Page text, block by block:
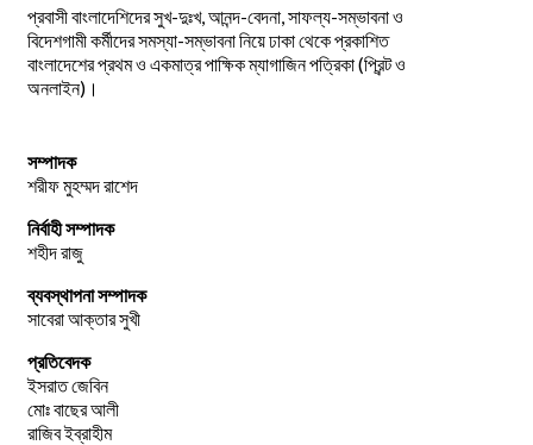
প্রবাসী বাংলাদেশিদের সুখ-দুঃখ, আনন্দ-বেদনা, সাফল্য-সম্ভাবনা ও
বিদেশগামী কর্মীদের সমস্যা-সম্ভাবনা নিয়ে ঢাকা থেকে প্রকাশিত
বাংলাদেশের প্রথম ও একমাত্র পাক্ষিক ম্যাগাজিন পত্রিকা (প্রিন্ট ও
অনলাইন)।
সম্পাদক
শরীফ মুহম্মদ রাশেদ
নির্বাহী সম্পাদক
শহীদ রাজু
ব্যবস্থাপনা সম্পাদক
সাবেরা আক্তার সুখী
প্রতিবেদক
ইসরাত জেবিন
মোঃ বাছের আলী
রাজিব ইব্রাহীম